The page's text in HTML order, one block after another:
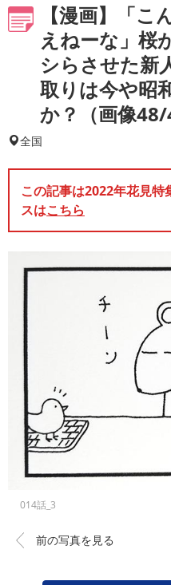
【漫画】「こ
えねーな」桜
シらさせた新
取りは今や昭
か？（画像
全国
この記事は2022年花見特
スはこちら
014話_3
前の写真を見る